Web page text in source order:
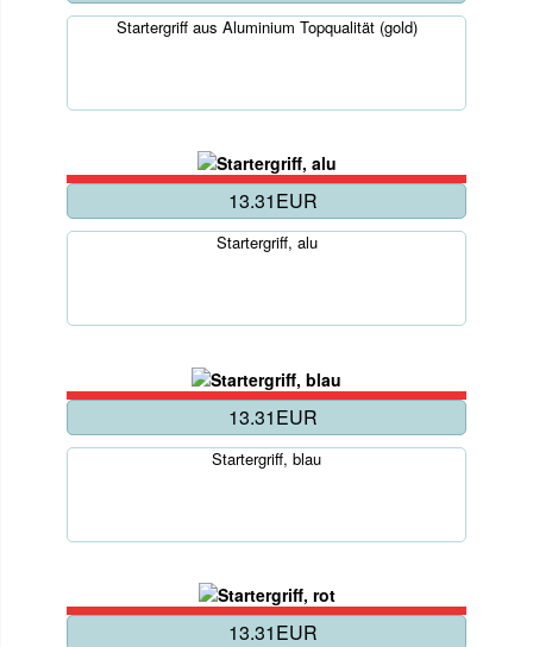
Startergriff aus Aluminium Topqualität (gold)
13.31EUR
Startergriff, alu
13.31EUR
Startergriff, blau
13.31EUR